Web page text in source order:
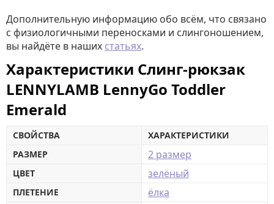
Дополнительную информацию обо всём, что связано
с физиологичными переносками и слингоношением,
вы найдёте в наших статьях.
Характеристики Слинг-рюкзак
LENNYLAMB LennyGo Toddler
Emerald
СВОЙСТВА
ХАРАКТЕРИСТИКИ
РАЗМЕР
2 размер
ЦВЕТ зелёный
ПЛЕТЕНИЕ ёлка